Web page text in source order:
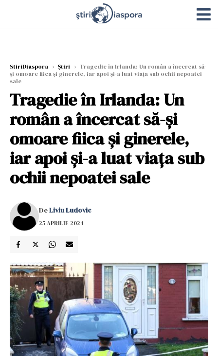
StiriDiaspora › Știri › Tragedie în Irlanda: Un român a încercat să-
și omoare fiica și ginerele, iar apoi și-a luat viața sub ochii nepoatei
sale
Tragedie în Irlanda: Un
român a încercat să-și
omoare fiica și ginerele,
iar apoi și-a luat viața sub
ochii nepoatei sale
DeLiviu Ludovic
25 APRILIE 2024